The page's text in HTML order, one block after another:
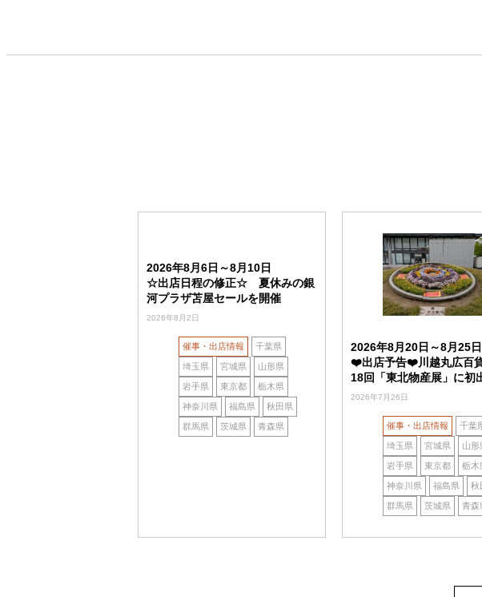
2026年8月6日～8月10日
☆出店日程の修正☆ 夏休みの銀
河プラザ苫屋セールを開催
2026年8月2日
催事・出店情報 千葉県
埼玉県 宮城県 山形県
岩手県 東京都 栃木県
神奈川県 福島県 秋田県
群馬県 茨城県 青森県
2026年8月20日～8月25日
❤️出店予告❤️川越丸広百
18回「東北物産展」に初
2026年7月26日
催事・出店情報 千葉
埼玉県 宮城県 山形
岩手県 東京都 栃木
神奈川県 福島県 秋
群馬県 茨城県 青森